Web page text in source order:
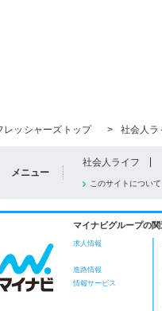
レッシャーズトップ
> 社会人ラ
メニュー
社会人ライフ
このサイトについて
マイナビグループの関
求人情報
進路情報
情報サービス